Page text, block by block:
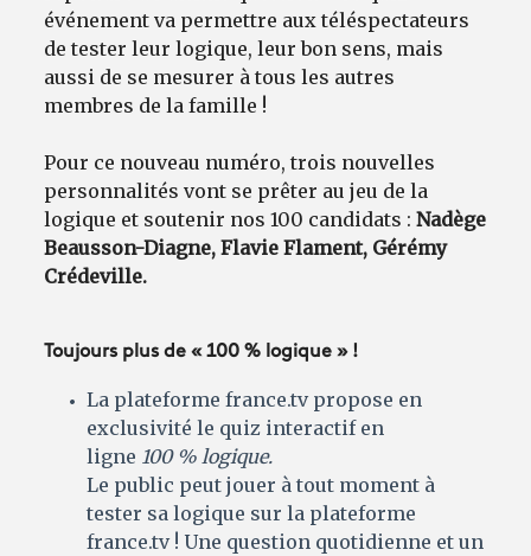
événement va permettre aux téléspectateurs
de tester leur logique, leur bon sens, mais
aussi de se mesurer à tous les autres
membres de la famille !
Pour ce nouveau numéro, trois nouvelles
personnalités vont se prêter au jeu de la
logique et soutenir nos 100 candidats :Nadège
Beausson-Diagne, Flavie Flament, Gérémy
Crédeville.
Toujours plus de « 100 % logique » !
La plateforme france.tv propose en
exclusivité le quiz interactif en
ligne 100 % logique.
Le public peut jouer à tout moment à
tester sa logique sur la plateforme
france.tv ! Une question quotidienne et un